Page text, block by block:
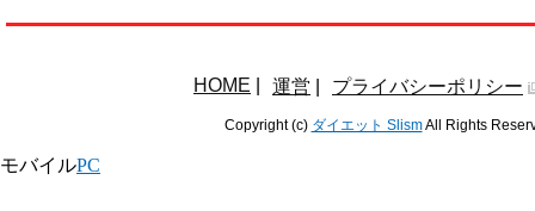
HOME 運営 プライバシーポリシー
Copyright (c) ダイエット SlismAll Rights
モバイルPC